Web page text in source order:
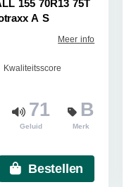
155 70R13 75T
A S
Meer info
Kwaliteitsscore
71
Geluid
B
Merk
Bestellen